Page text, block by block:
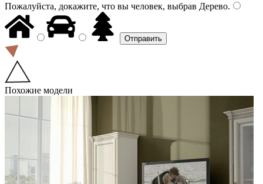
Пожалуйста, докажите, что вы человек, выбрав Дерево.
Похожие модели